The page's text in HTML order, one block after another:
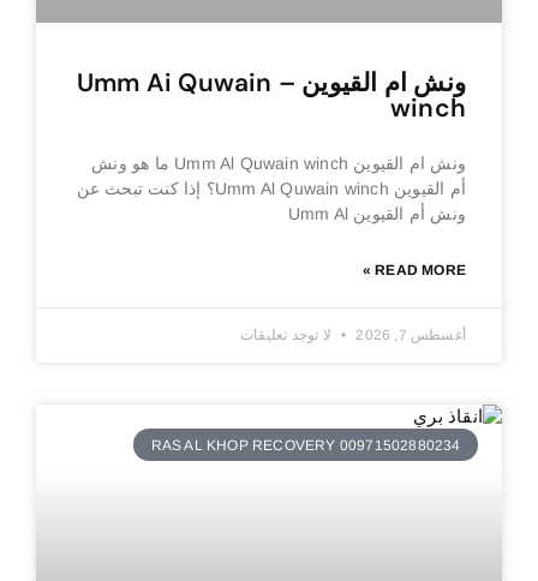
ونش ام القيوين – Umm Ai Quwain
winch
ونش ام القيوين Umm Al Quwain winch ما هو ونش
أم القيوين Umm Al Quwain winch؟ إذا كنت تبحث عن
ونش أم القيوين Umm Al
READ MORE »
أغسطس 7, 2026 لا توجد تعليقات
RAS AL KHOP RECOVERY 00971502880234